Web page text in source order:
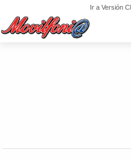
Ir a Versión